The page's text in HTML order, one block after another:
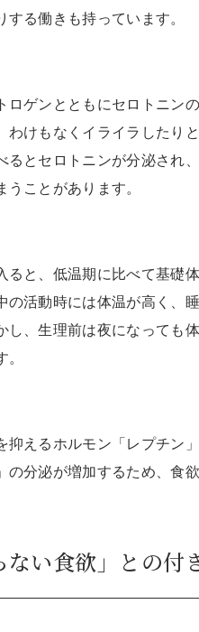
る働きも持っています。
ロゲンとともにセロトニン
わけもなくイライラしたり
るとセロトニンが分泌され
ことがあります。
ると、低温期に比べて基礎
の活動時には体温が高く、
し、生理前は夜になっても
抑えるホルモン「レプチン
分泌が増加するため、食
い食欲」との付